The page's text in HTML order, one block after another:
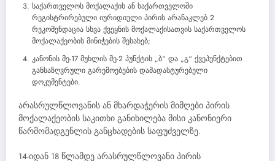
საქართველოს მოქალაქის ან საქართველოში
რეგისტრირებული იურიდიული პირის არანაკლებ 2
რეკომენდაცია სხვა ქვეყნის მოქალაქისათვის საქართველოს
მოქალაქეობის მინიჭების შესახებ;
კანონის მე-17 მუხლის მე-2 პუნქტის „ბ“ და „გ“ ქვეპუნქტებით
განსაზღვრული გარემოებების დამადასტურებელი
დოკუმენტები.
არასრულწლოვანის ან მხარდაჭერის მიმღები პირის
მოქალაქეობის საკითხი განიხილება მისი კანონიერი
წარმომადგენლის განცხადების საფუძველზე.
14-იდან 18 წლამდე არასრულწლოვანი პირის